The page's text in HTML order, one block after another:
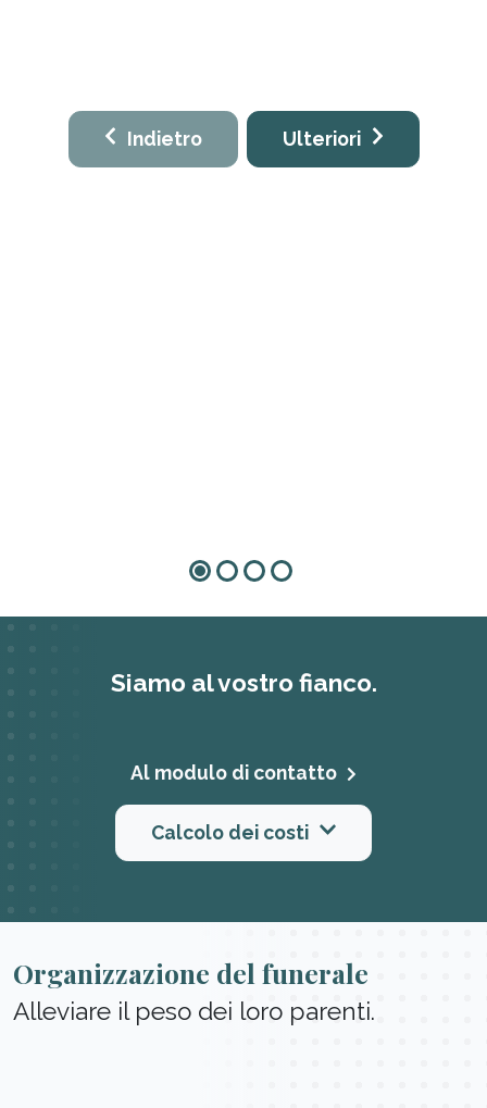
Indietro Ulteriori
Siamo al vostro fianco.
Al modulo di contatto
Calcolo dei costi
Organizzazione del funerale
Alleviare il peso dei loro parenti.